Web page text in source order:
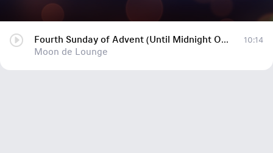
Fourth Sunday of Advent (Until Midnight On Christmas Eve)
Moon de Lounge
10:14